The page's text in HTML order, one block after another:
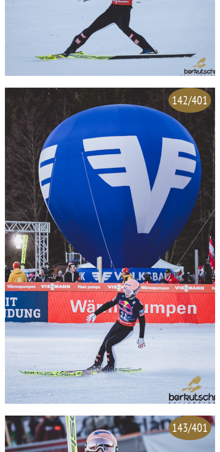
142/401
143/401